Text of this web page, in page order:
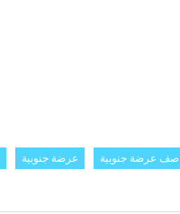
صف عرضة جنوبية عرضة جنوبية